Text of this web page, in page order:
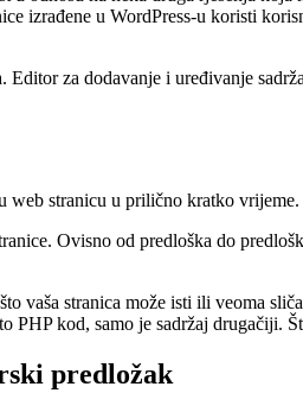
u WordPress-u koristi
za dodavanje i uređivanje
web stranicu u prilično kratko vrijeme.
Ovisno od predloška do
vaša stranica može isti ili veoma
kod, samo je sadržaj drugačiji.
predložak